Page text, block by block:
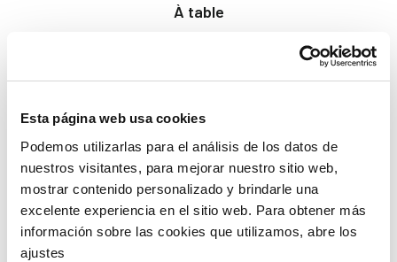
Esta página web usa cookies
Podemos utilizarlas para el análisis de los datos de
nuestros visitantes, para mejorar nuestro sitio web,
mostrar contenido personalizado y brindarle una
excelente experiencia en el sitio web. Para obtener más
información sobre las cookies que utilizamos, abre los
ajustes
À table
Beauté